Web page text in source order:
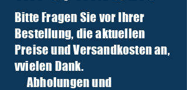
info@tuber-traktor.de
+49 (0) 4406-9568797
Bitte Fragen Sie vor Ihrer
Bestellung, die aktuellen
Preise und Versandkosten an,
vvielen Dank.
Abholungen und